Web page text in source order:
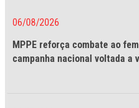
06/08/2026
MPPE reforça combate ao
campanha nacional voltada a